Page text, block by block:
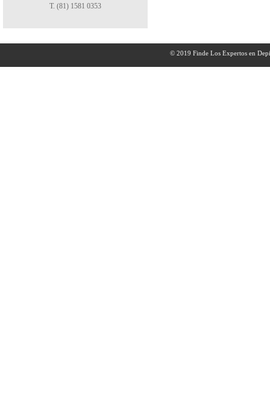
T. (81) 1581 0353
© 2019 Finde Los Expertos en